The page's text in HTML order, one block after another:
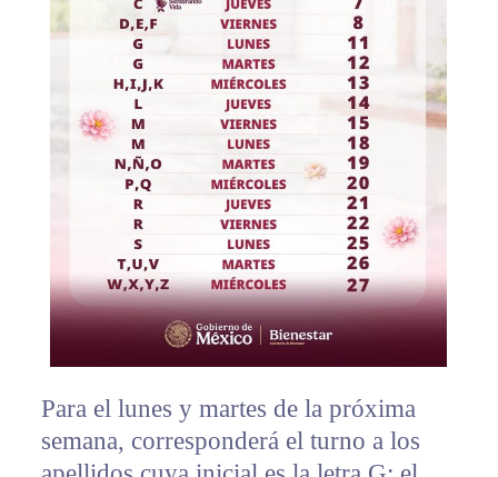
Para el lunes y martes de la próxima
semana, corresponderá el turno a los